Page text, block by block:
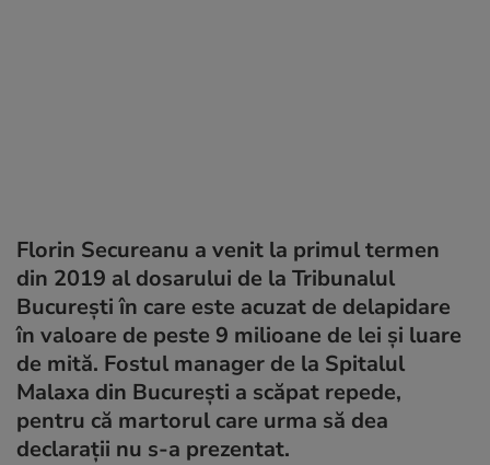
Florin Secureanu a venit la primul termen
din 2019 al dosarului de la Tribunalul
București în care este acuzat de delapidare
în valoare de peste 9 milioane de lei și luare
de mită. Fostul manager de la Spitalul
Malaxa din București a scăpat repede,
pentru că martorul care urma să dea
declarații nu s-a prezentat.